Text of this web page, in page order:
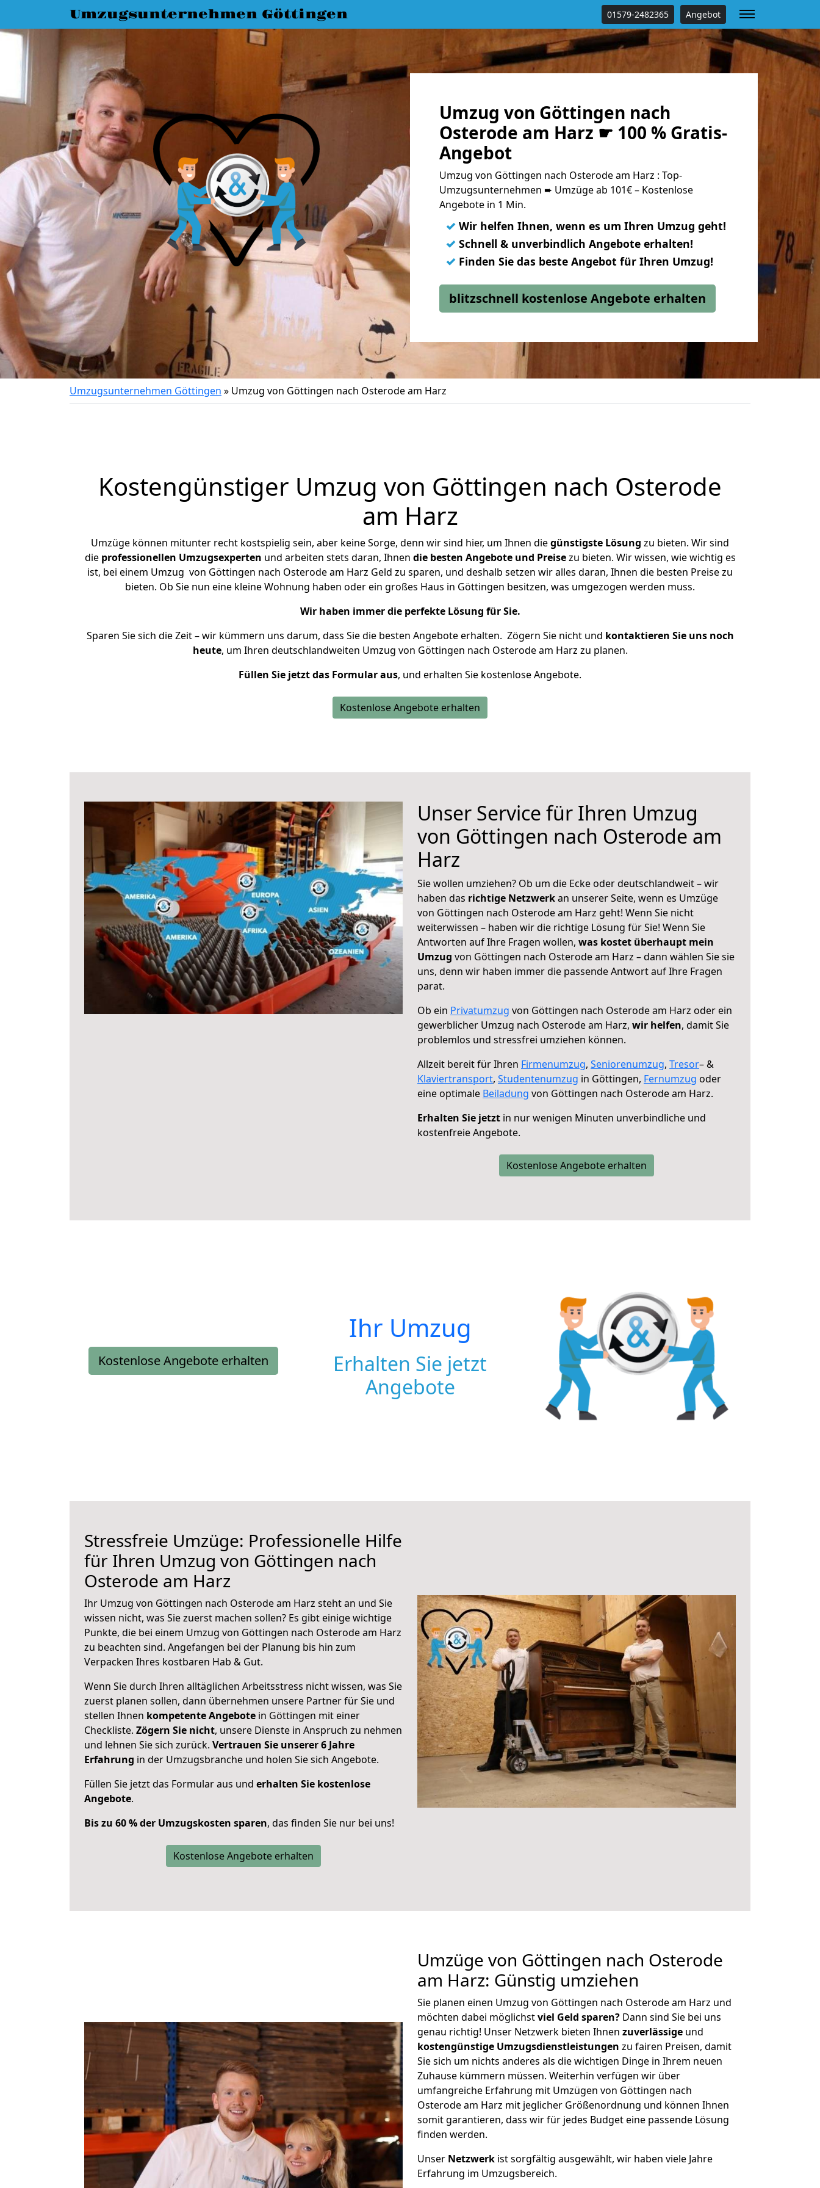
Umzugsunternehmen Göttingen 01579-2482365 Angebot
Umzug von Göttingen nach
Osterode am Harz ☛ 100 % Gratis-
Angebot
Umzug von Göttingen nach Osterode am Harz : Top-
Umzugsunternehmen ➨ Umzüge ab 101€ – Kostenlose
Angebote in 1 Min.
✓ Wir helfen Ihnen, wenn es um Ihren Umzug geht!
✓ Schnell & unverbindlich Angebote erhalten!
✓ Finden Sie das beste Angebot für Ihren Umzug!
blitzschnell kostenlose Angebote erhalten
Umzugsunternehmen Göttingen » Umzug von Göttingen nach Osterode am Harz
Kostengünstiger Umzug von Göttingen nach Osterode
am Harz
Umzüge können mitunter recht kostspielig sein, aber keine Sorge, denn wir sind hier, um Ihnen diegünstigste Lösung zu bieten. Wir sind
die professionellen Umzugsexperten und arbeiten stets daran, Ihnen die besten Angebote und Preisezu bieten. Wir wissen, wie wichtig es
ist, bei einem Umzug von Göttingen nach Osterode am Harz Geld zu sparen, und deshalb setzen wir alles daran, Ihnen die besten Preise zu
bieten. Ob Sie nun eine kleine Wohnung haben oder ein großes Haus in Göttingen besitzen, was umgezogen werden muss.
Wir haben immer die perfekte Lösung für Sie.
Sparen Sie sich die Zeit – wir kümmern uns darum, dass Sie die besten Angebote erhalten. Zögern Sie nicht und kontaktieren Sie uns noch
heute, um Ihren deutschlandweiten Umzug von Göttingen nach Osterode am Harz zu planen.
Füllen Sie jetzt das Formular aus, und erhalten Sie kostenlose Angebote.
Kostenlose Angebote erhalten
Unser Service für Ihren Umzug
von Göttingen nach Osterode am
Harz
Sie wollen umziehen? Ob um die Ecke oder deutschlandweit – wir
haben das richtige Netzwerkan unserer Seite, wenn es Umzüge
von Göttingen nach Osterode am Harz geht! Wenn Sie nicht
weiterwissen – haben wir die richtige Lösung für Sie! Wenn Sie
Antworten auf Ihre Fragen wollen, was kostet überhaupt mein
Umzug von Göttingen nach Osterode am Harz – dann wählen Sie sie
uns, denn wir haben immer die passende Antwort auf Ihre Fragen
parat.
Ob ein Privatumzug von Göttingen nach Osterode am Harz oder ein
gewerblicher Umzug nach Osterode am Harz, wir helfen, damit Sie
problemlos und stressfrei umziehen können.
Allzeit bereit für Ihren Firmenumzug, Seniorenumzug, Tresor– &
Klaviertransport, Studentenumzug in Göttingen, Fernumzug oder
eine optimale Beiladung von Göttingen nach Osterode am Harz.
Erhalten Sie jetzt in nur wenigen Minuten unverbindliche und
kostenfreie Angebote.
Kostenlose Angebote erhalten
Kostenlose Angebote erhalten
Ihr Umzug
Erhalten Sie jetzt
Angebote
Stressfreie Umzüge: Professionelle Hilfe
für Ihren Umzug von Göttingen nach
Osterode am Harz
Ihr Umzug von Göttingen nach Osterode am Harz steht an und Sie
wissen nicht, was Sie zuerst machen sollen? Es gibt einige wichtige
Punkte, die bei einem Umzug von Göttingen nach Osterode am Harz
zu beachten sind. Angefangen bei der Planung bis hin zum
Verpacken Ihres kostbaren Hab & Gut.
Wenn Sie durch Ihren alltäglichen Arbeitsstress nicht wissen, was Sie
zuerst planen sollen, dann übernehmen unsere Partner für Sie und
stellen Ihnen kompetente Angebote in Göttingen mit einer
Checkliste. Zögern Sie nicht, unsere Dienste in Anspruch zu nehmen
und lehnen Sie sich zurück. Vertrauen Sie unserer 6 Jahre
Erfahrung in der Umzugsbranche und holen Sie sich Angebote.
Füllen Sie jetzt das Formular aus und erhalten Sie kostenlose
Angebote.
Bis zu 60 % der Umzugskosten sparen, das finden Sie nur bei uns!
Kostenlose Angebote erhalten
Umzüge von Göttingen nach Osterode
am Harz: Günstig umziehen
Sie planen einen Umzug von Göttingen nach Osterode am Harz und
möchten dabei möglichstviel Geld sparen? Dann sind Sie bei uns
genau richtig! Unser Netzwerk bieten Ihnen zuverlässige und
kostengünstige Umzugsdienstleistungen zu fairen Preisen, damit
Sie sich um nichts anderes als die wichtigen Dinge in Ihrem neuen
Zuhause kümmern müssen. Weiterhin verfügen wir über
umfangreiche Erfahrung mit Umzügen von Göttingen nach
Osterode am Harz mit jeglicher Größenordnung und können Ihnen
somit garantieren, dass wir für jedes Budget eine passende Lösung
finden werden.
Unser Netzwerk ist sorgfältig ausgewählt, wir haben viele Jahre
Erfahrung im Umzugsbereich.